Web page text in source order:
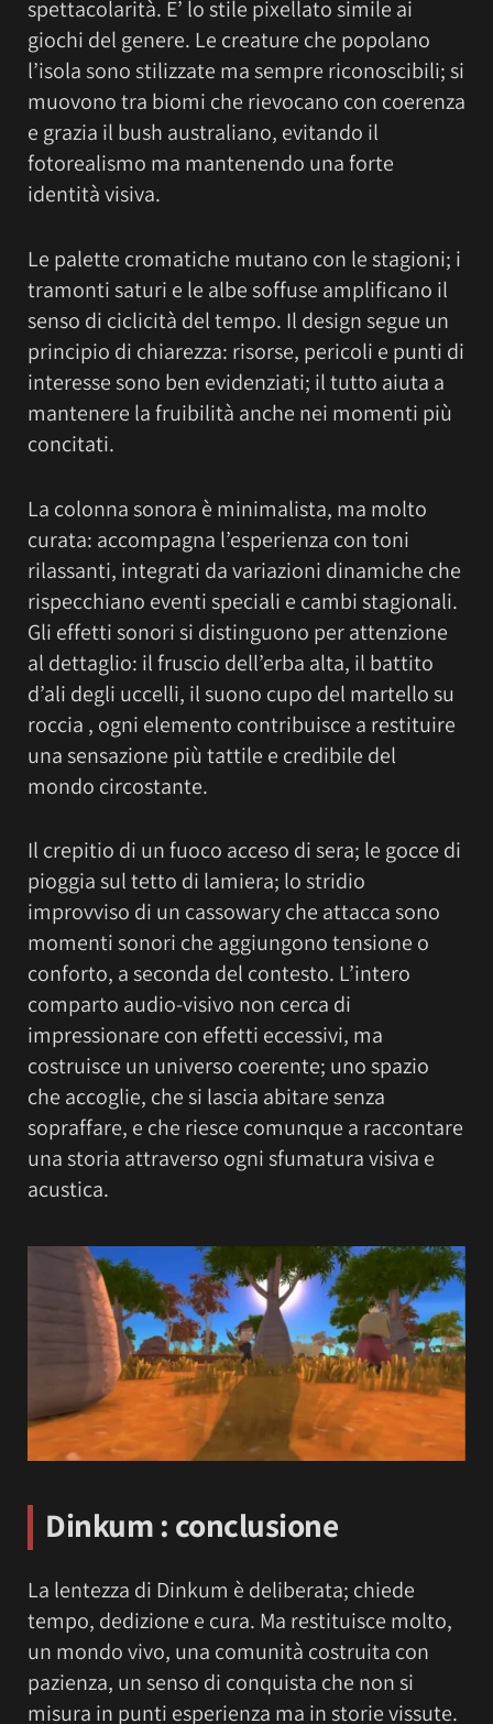
spettacolarità. E’ lo stile pixellato simile ai
giochi del genere. Le creature che popolano
l’isola sono stilizzate ma sempre riconoscibili; si
muovono tra biomi che rievocano con coerenza
e grazia il bush australiano, evitando il
fotorealismo ma mantenendo una forte
identità visiva.
Le palette cromatiche mutano con le stagioni; i
tramonti saturi e le albe soffuse amplificano il
senso di ciclicità del tempo. Il design segue un
principio di chiarezza: risorse, pericoli e punti di
interesse sono ben evidenziati; il tutto aiuta a
mantenere la fruibilità anche nei momenti più
concitati.
La colonna sonora è minimalista, ma molto
curata: accompagna l’esperienza con toni
rilassanti, integrati da variazioni dinamiche che
rispecchiano eventi speciali e cambi stagionali.
Gli effetti sonori si distinguono per attenzione
al dettaglio: il fruscio dell’erba alta, il battito
d’ali degli uccelli, il suono cupo del martello su
roccia , ogni elemento contribuisce a restituire
una sensazione più tattile e credibile del
mondo circostante.
Il crepitio di un fuoco acceso di sera; le gocce di
pioggia sul tetto di lamiera; lo stridio
improvviso di un cassowary che attacca sono
momenti sonori che aggiungono tensione o
conforto, a seconda del contesto. L’intero
comparto audio-visivo non cerca di
impressionare con effetti eccessivi, ma
costruisce un universo coerente; uno spazio
che accoglie, che si lascia abitare senza
sopraffare, e che riesce comunque a raccontare
una storia attraverso ogni sfumatura visiva e
acustica.
Dinkum : conclusione
La lentezza di Dinkum è deliberata; chiede
tempo, dedizione e cura. Ma restituisce molto,
un mondo vivo, una comunità costruita con
pazienza, un senso di conquista che non si
misura in punti esperienza ma in storie vissute.